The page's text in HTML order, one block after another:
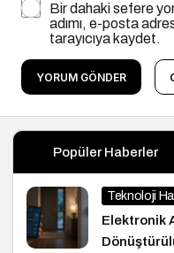
Bir dahaki sefere
adımı, e-posta
tarayıcıya kaydet.
YORUM GÖNDER
Popüler Haberler
Teknoloji
Elektronik